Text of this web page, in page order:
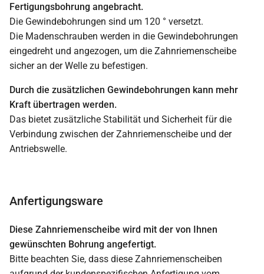
Fertigungsbohrung angebracht.
Die Gewindebohrungen sind um 120 ° versetzt.
Die Madenschrauben werden in die Gewindebohrungen
eingedreht und angezogen, um die Zahnriemenscheibe
sicher an der Welle zu befestigen.
Durch die zusätzlichen Gewindebohrungen kann mehr
Kraft übertragen werden.
Das bietet zusätzliche Stabilität und Sicherheit für die
Verbindung zwischen der Zahnriemenscheibe und der
Antriebswelle.
Anfertigungsware
Diese Zahnriemenscheibe wird mit der von Ihnen
gewünschten Bohrung angefertigt.
Bitte beachten Sie, dass diese Zahnriemenscheiben